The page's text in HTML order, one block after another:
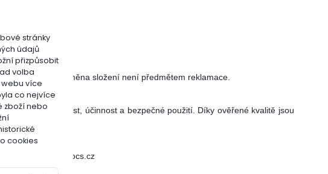
stránky
údajů
přizpůsobit
volba
více
co nejvíce
zboží nebo
cookies
během roku. Změna složení není předmětem reklamace.
na spolehlivost, účinnost a bezpečné použití. Díky ověřené kvalitě jsou
agrocs@agrocs.cz